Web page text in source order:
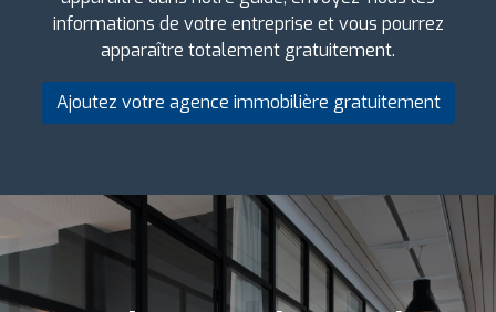
informations de votre entreprise et vous pourrez
apparaître totalement gratuitement.
Ajoutez votre agence immobilière gratuitement